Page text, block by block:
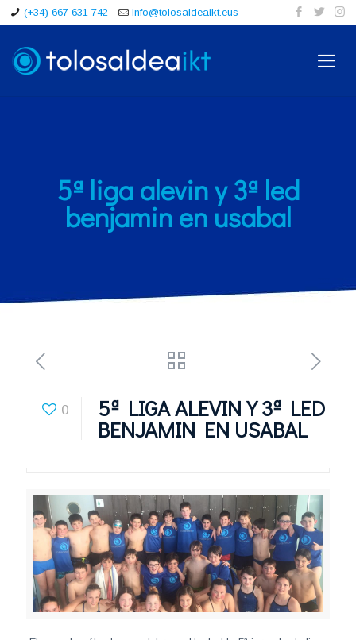
(+34) 667 631 742 info@tolosaldeaikt.eus
5ª liga alevin y 3ª led
benjamin en usabal
0 5ª LIGA ALEVIN Y 3ª LED
BENJAMIN EN USABAL